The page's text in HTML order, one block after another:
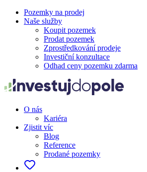
Pozemky na prodej
Naše služby
Koupit pozemek
Prodat pozemek
Zprostředkování prodeje
Investiční konzultace
Odhad ceny pozemku zdarma
O nás
Kariéra
Zjistit víc
Blog
Reference
Prodané pozemky